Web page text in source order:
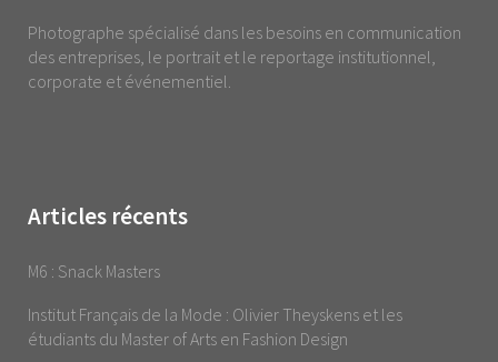
Photographe spécialisé dans les besoins en communication
des entreprises, le portrait et le reportage institutionnel,
corporate et événementiel.
Articles récents
M6 : Snack Masters
Institut Français de la Mode : Olivier Theyskens et les
étudiants du Master of Arts en Fashion Design